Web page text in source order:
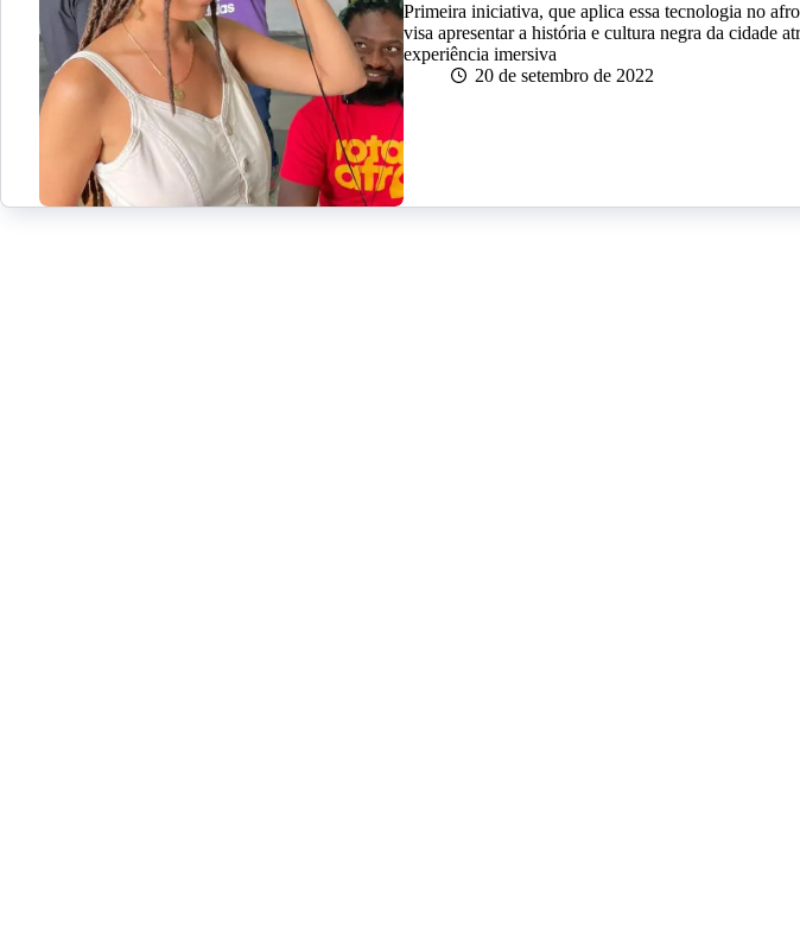
Primeira iniciativa, que aplica essa tecnologia no
visa apresentar a história e cultura negra da cidade
experiência imersiva
20 de setembro de 2022